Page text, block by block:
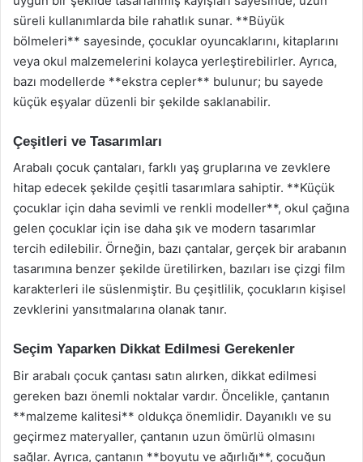
süreli kullanımlarda bile rahatlık sunar. **Büyük
bölmeleri** sayesinde, çocuklar oyuncaklarını, kitaplarını
veya okul malzemelerini kolayca yerleştirebilirler. Ayrıca,
bazı modellerde **ekstra cepler** bulunur; bu sayede
küçük eşyalar düzenli bir şekilde saklanabilir.
Çeşitleri ve Tasarımları
Arabalı çocuk çantaları, farklı yaş gruplarına ve zevklere
hitap edecek şekilde çeşitli tasarımlara sahiptir. **Küçük
çocuklar için daha sevimli ve renkli modeller**, okul çağına
gelen çocuklar için ise daha şık ve modern tasarımlar
tercih edilebilir. Örneğin, bazı çantalar, gerçek bir arabanın
tasarımına benzer şekilde üretilirken, bazıları ise çizgi film
karakterleri ile süslenmiştir. Bu çeşitlilik, çocukların kişisel
zevklerini yansıtmalarına olanak tanır.
Seçim Yaparken Dikkat Edilmesi Gerekenler
Bir arabalı çocuk çantası satın alırken, dikkat edilmesi
gereken bazı önemli noktalar vardır. Öncelikle, çantanın
**malzeme kalitesi** oldukça önemlidir. Dayanıklı ve su
geçirmez materyaller, çantanın uzun ömürlü olmasını
sağlar. Ayrıca, çantanın **boyutu ve ağırlığı**, çocuğun